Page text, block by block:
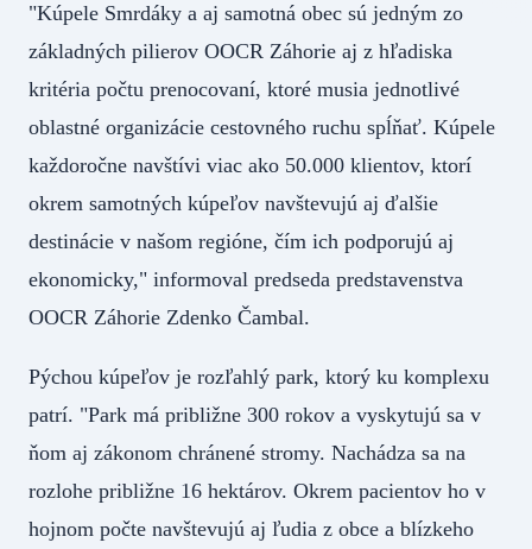
"Kúpele Smrdáky a aj samotná obec sú jedným zo
základných pilierov OOCR Záhorie aj z hľadiska
kritéria počtu prenocovaní, ktoré musia jednotlivé
oblastné organizácie cestovného ruchu spĺňať. Kúpele
každoročne navštívi viac ako 50.000 klientov, ktorí
okrem samotných kúpeľov navštevujú aj ďalšie
destinácie v našom regióne, čím ich podporujú aj
ekonomicky," informoval predseda predstavenstva
OOCR Záhorie Zdenko Čambal.
Pýchou kúpeľov je rozľahlý park, ktorý ku komplexu
patrí. "Park má približne 300 rokov a vyskytujú sa v
ňom aj zákonom chránené stromy. Nachádza sa na
rozlohe približne 16 hektárov. Okrem pacientov ho v
hojnom počte navštevujú aj ľudia z obce a blízkeho